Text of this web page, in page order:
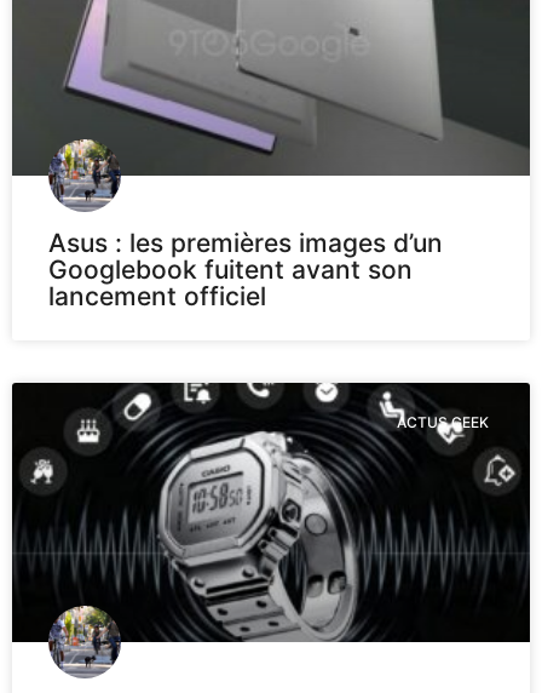
Asus : les premières images d’un
Googlebook fuitent avant son
lancement officiel
ACTUS GEEK